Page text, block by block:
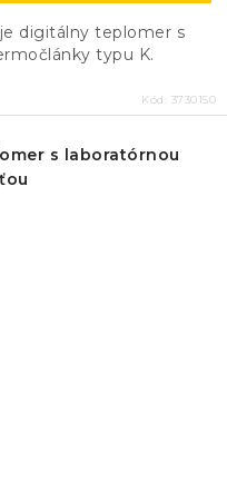
digitálny teplomer s
typu K.
Kód: 3730150
s laboratórnou